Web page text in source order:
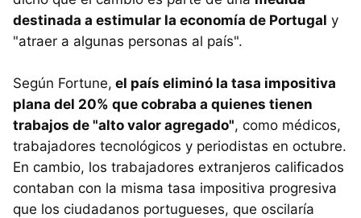
destinada a estimular la economía de Portugal y
"atraer a algunas personas al país".
Según Fortune, el país eliminó la tasa impositiva
plana del 20% que cobraba a quienes tienen
trabajos de "alto valor agregado", como médicos,
trabajadores tecnológicos y periodistas en octubre.
En cambio, los trabajadores extranjeros calificados
contaban con la misma tasa impositiva progresiva
que los ciudadanos portugueses, que oscilaría